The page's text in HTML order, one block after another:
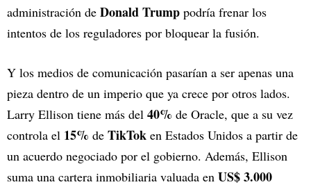
administración de Donald Trump podría frenar los
intentos de los reguladores por bloquear la fusión.
Y los medios de comunicación pasarían a ser apenas una
pieza dentro de un imperio que ya crece por otros lados.
Larry Ellison tiene más del 40% de Oracle, que a su vez
controla el 15% de TikTok en Estados Unidos a partir de
un acuerdo negociado por el gobierno. Además, Ellison
suma una cartera inmobiliaria valuada en US$ 3.000